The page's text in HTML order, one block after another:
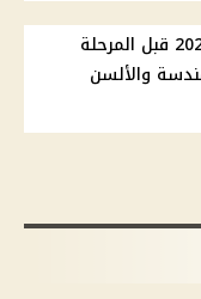
مؤشرات تنسيق الكليات 2026 قبل المرحلة
والألسن